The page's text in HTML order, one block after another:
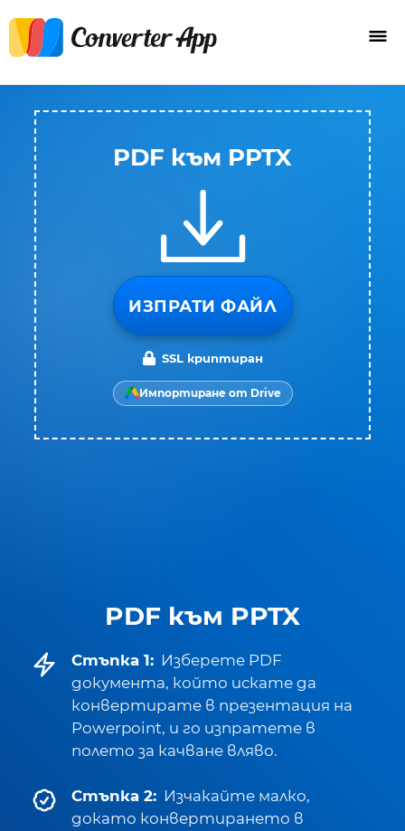
PDF към PPTX
Стъпка 1: Изберете PDF
документа, който искате да
конвертирате в презентация на
Powerpoint, и го изпратете в
полето за качване вляво.
Стъпка 2: Изчакайте малко,
докато конвертирането в
PDF към PPTX
ИЗПРАТИ ФАЙЛ
SSL криптиран
Импортиране от Drive